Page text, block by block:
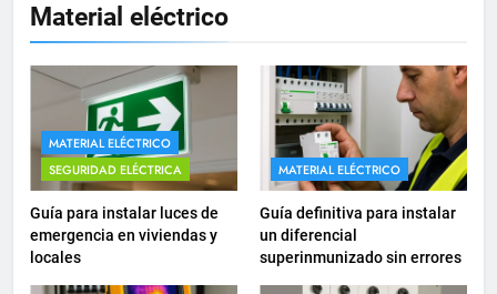
Material eléctrico
MATERIAL ELÉCTRICO
SEGURIDAD ELÉCTRICA
Guía para instalar luces de
emergencia en viviendas y
locales
MATERIAL ELÉCTRICO
Guía definitiva para instalar
un diferencial
superinmunizado sin errores
Cómo instalar tomas de
corriente para
electrodomésticos empotrados
INSTALACIONES ELÉCTRICAS
16
¿Qué es el circuito C2 y para qué
se utiliza según el REBT?
INSTALACIONES ELÉCTRICAS